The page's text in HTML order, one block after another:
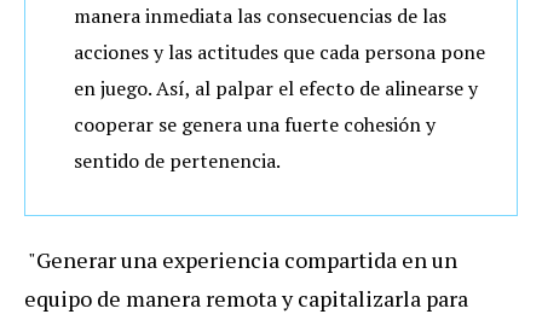
manera inmediata las consecuencias de las
acciones y las actitudes que cada persona pone
en juego. Así, al palpar el efecto de alinearse y
cooperar se genera una fuerte cohesión y
sentido de pertenencia.
"Generar una experiencia compartida en un
equipo de manera remota y capitalizarla para